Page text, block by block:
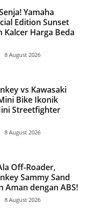
Yamaha
Edition Sunset
Kalcer Harga Beda
8 August 2026
vs Kawasaki
Bike Ikonik
Streetfighter
8 August 2026
Off-Roader,
Sammy Sand
Aman dengan ABS!
8 August 2026